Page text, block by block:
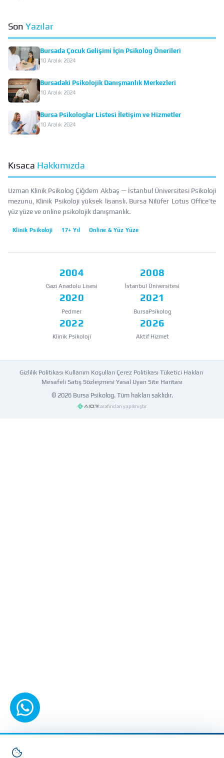
Son Yazılar
Bursada Çocuk Gelişimi İçin Psikolog Önerileri
10 Aralık 2024
Bursadaki Psikolojik Danışmanlık Merkezleri
10 Aralık 2024
Bursa Psikologlar Listesi İletişim ve Hizmetler
10 Aralık 2024
Kısaca Hakkımızda
Uzman Klinik Psikolog Çiğdem Akbaş — İstanbul Üniversitesi Psikoloji
mezunu, Klinik Psikoloji yüksek lisanslı. Bursa Nilüfer Lotus Office’te
yüz yüze ve online psikolojik danışmanlık.
Klinik Psikoloji 17+ Yıl Online & Yüz Yüze
2004
Gazi Anadolu Lisesi
2008
İstanbul Üniversitesi
2020
Pedmer
2021
BursaPsikolog
2022
Klinik Psikoloji
2026
Aktif Hizmet
Gizlilik Politikası Kullanım Koşulları Çerez Politikası Tüketici Hakları
Mesafeli Satış Sözleşmesi Yasal Uyarı Site Haritası
© 2026 Bursa Psikolog. Tüm hakları saklıdır.
tarafından yapılmıştır
WhatsApp'tan yazın